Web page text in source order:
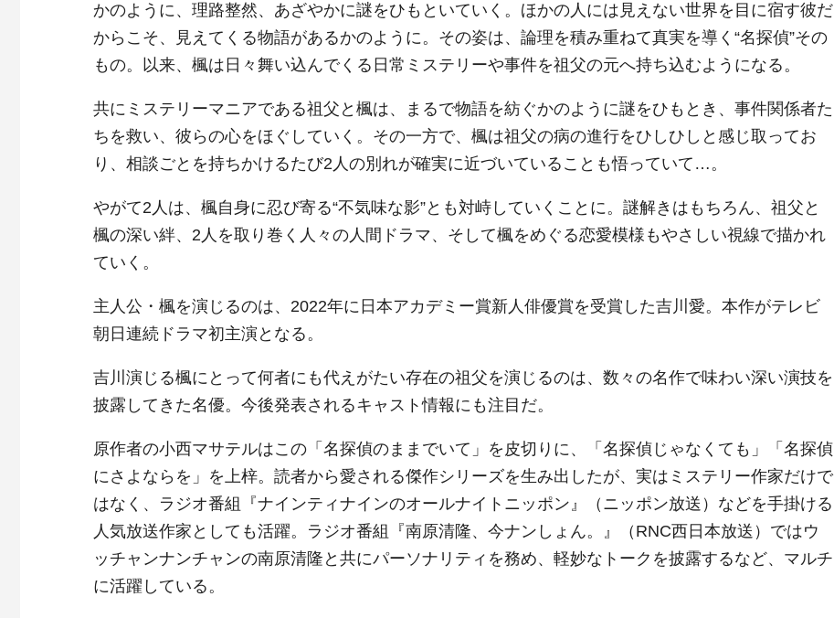
かのように、理路整然、あざやかに謎をひもといていく。ほかの人には見えない世界を目に宿す彼だ
からこそ、見えてくる物語があるかのように。その姿は、論理を積み重ねて真実を導く“名探偵”その
もの。以来、楓は日々舞い込んでくる日常ミステリーや事件を祖父の元へ持ち込むようになる。
共にミステリーマニアである祖父と楓は、まるで物語を紡ぐかのように謎をひもとき、事件関係者た
ちを救い、彼らの心をほぐしていく。その一方で、楓は祖父の病の進行をひしひしと感じ取ってお
り、相談ごとを持ちかけるたび2人の別れが確実に近づいていることも悟っていて…。
やがて2人は、楓自身に忍び寄る“不気味な影”とも対峙していくことに。謎解きはもちろん、祖父と
楓の深い絆、2人を取り巻く人々の人間ドラマ、そして楓をめぐる恋愛模様もやさしい視線で描かれ
ていく。
主人公・楓を演じるのは、2022年に日本アカデミー賞新人俳優賞を受賞した吉川愛。本作がテレビ
朝日連続ドラマ初主演となる。
吉川演じる楓にとって何者にも代えがたい存在の祖父を演じるのは、数々の名作で味わい深い演技を
披露してきた名優。今後発表されるキャスト情報にも注目だ。
原作者の小西マサテルはこの「名探偵のままでいて」を皮切りに、「名探偵じゃなくても」「名探偵
にさよならを」を上梓。読者から愛される傑作シリーズを生み出したが、実はミステリー作家だけで
はなく、ラジオ番組『ナインティナインのオールナイトニッポン』（ニッポン放送）などを手掛ける
人気放送作家としても活躍。ラジオ番組『南原清隆、今ナンしょん。』（RNC西日本放送）ではウ
ッチャンナンチャンの南原清隆と共にパーソナリティを務め、軽妙なトークを披露するなど、マルチ
に活躍している。